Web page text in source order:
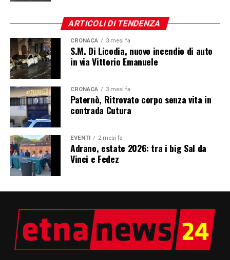
ARTICOLI DI TENDENZA
CRONACA 3 mesi fa
S.M. Di Licodia, nuovo incendio di auto
in via Vittorio Emanuele
CRONACA 3 mesi fa
Paternò, Ritrovato corpo senza vita in
contrada Cutura
EVENTI 2 mesi fa
Adrano, estate 2026: tra i big Sal da
Vinci e Fedez